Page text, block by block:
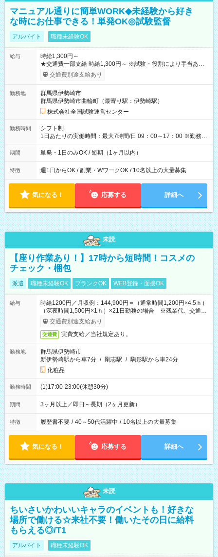
マニュアル通りに簡単WORK◆未経験から好き
な時にお仕事できる！単発OK◎試験監督
アルバイト 職種未経験OK
給与
時給1,300円～
★交通費一部支給 時給1,300円～ ※試験・役割により手当あり
※勤務回数により昇給あり 【即給（前払い）オプションあ
り！】 希望される場合、勤務から1週間ほどで給与の一部を受け
例】 ・河合塾模擬試験 8:30～17:30（休憩1時間） 時給1,300円
×8時間＝日収10,400円＋交通費 ※当日の役割により時給＋100
円の場合あり ・国家試験 7:00～13:30（休憩なし） 時給1,300
円（役割手当＋100円）×6時間＝日収8,400円＋交通費 【試用期
間】試用期間なし
交通費別途支給あり
勤務地
群馬県伊勢崎市
群馬県伊勢崎市曲輪町（最寄り駅：伊勢崎駅）
株式会社全国試験運営センター
勤務時間
シフト制
1日あたりの実働時間：最大7時間/日 09：00～17：00 ※勤務時
間は 試験により異なります。
期間 単発・1日のみOK / 短期（1ヶ月以内）
特徴 週1日からOK / 副業・WワークOK / 10名以上の大量募集
気になる！ 応募する 詳細へ
未読
【座り作業あり！】17時から短時間！コスメの
チェック・梱包
派遣 職種未経験OK ブランクOK WEB登録・面接OK
給与
時給1200円／月収例：144,900円＝（通常時間1,200円×4.5ｈ）
（深夜時間1,500円×1ｈ）×21日勤務の場合 ※残業代、交通費
別途支給
交通費別途支給あり
交通費 実費支給／当社規定あり。
勤務地
群馬県伊勢崎市
新伊勢崎駅から車7分 / 剛志駅 / 駒形駅から車24分
化粧品
勤務時間 (1)17:00-23:00(休憩30分)
期間 3ヶ月以上／即日～長期（2ヶ月更新）
特徴 履歴書不要 / 40～50代活躍中 / 10名以上の大量募集
気になる！ 応募する 詳細へ
未読
ちいさいかわいいキャラのイベントも！好きな
場所で働ける☆来社不要！働いたその日に給料
もらえる◎/T1
アルバイト 職種未経験OK